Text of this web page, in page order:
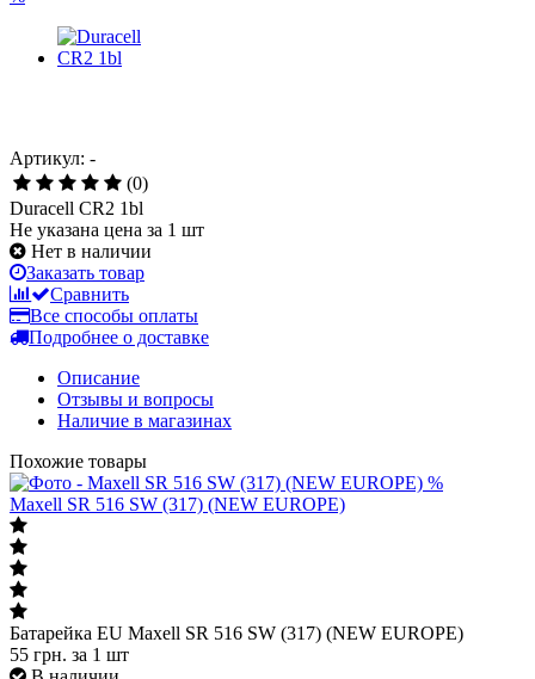
Артикул: -
(0)
Duracell СR2 1bl
Не указана цена за 1 шт
Нет в наличии
Заказать товар
Сравнить
Все способы оплаты
Подробнее о доставке
Описание
Отзывы и вопросы
Наличие в магазинах
Похожие товары
%
Maxell SR 516 SW (317) (NEW EUROPE)
Батарейка EU Maxell SR 516 SW (317) (NEW EUROPE)
55 грн. за 1 шт